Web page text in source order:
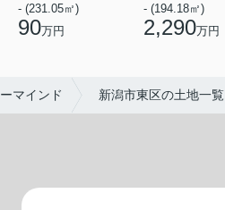
- (231.05㎡)
90万円
- (194.18㎡)
2,290万円
マインド 新潟市東区の土地一覧